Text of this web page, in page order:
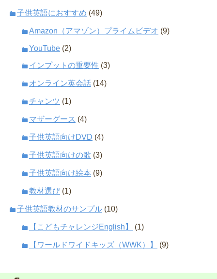
子供英語におすすめ (49)
Amazon（アマゾン）プライムビデオ (9)
YouTube (2)
インプットの重要性 (3)
オンライン英会話 (14)
チャンツ (1)
マザーグース (4)
子供英語向けDVD (4)
子供英語向けの歌 (3)
子供英語向け絵本 (9)
教材選び (1)
子供英語教材のサンプル (10)
【こどもチャレンジEnglish】 (1)
【ワールドワイドキッズ（WWK）】 (9)